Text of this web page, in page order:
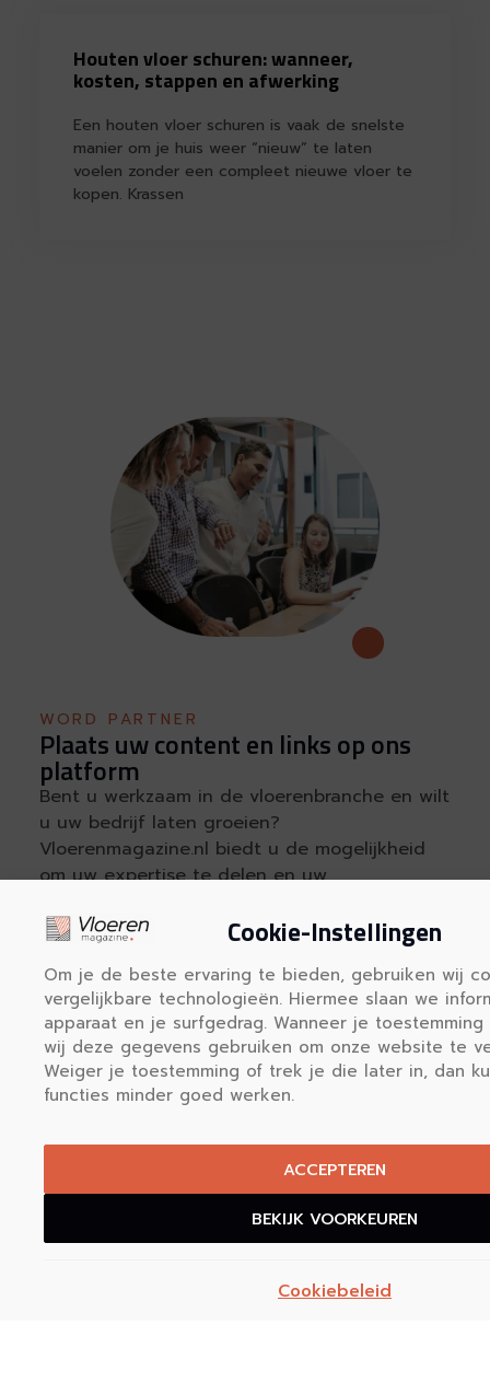
Cookie-Instellingen
Om je de beste ervaring te bieden, gebruiken wij
vergelijkbare technologieën. Hiermee slaan we
apparaat en je surfgedrag. Wanneer je
wij deze gegevens gebruiken om onze website te
Weiger je toestemming of trek je die later in, dan
functies minder goed werken.
ACCEPTEREN
BEKIJK VOORKEUREN
Cookiebeleid
Houten vloer schuren: wanneer,
kosten, stappen en afwerking
Een houten vloer schuren is vaak de snelste
manier om je huis weer “nieuw” te laten
voelen zonder een compleet nieuwe vloer te
kopen. Krassen
WORD PARTNER
Plaats uw content en links op ons
platform
Bent u werkzaam in de vloerenbranche en wilt
u uw bedrijf laten groeien?
Vloerenmagazine.nl biedt u de mogelijkheid
om uw expertise te delen en uw
plaatsen en links te delen op ons platform.
REGISTREER HIER
informatie over vloeren en een